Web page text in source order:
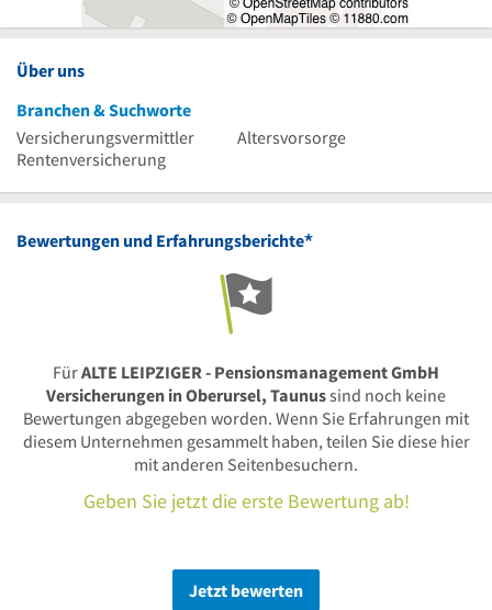
Über uns
Branchen & Suchworte
Versicherungsvermittler
Altersvorsorge
Rentenversicherung
Bewertungen und Erfahrungsberichte*
FürALTE LEIPZIGER - Pensionsmanagement GmbH
Versicherungen in Oberursel, Taunussind noch keine
Bewertungen abgegeben worden. Wenn Sie Erfahrungen mit
diesem Unternehmen gesammelt haben, teilen Sie diese hier
mit anderen Seitenbesuchern.
Geben Sie jetzt die erste Bewertung ab!
Jetzt bewerten